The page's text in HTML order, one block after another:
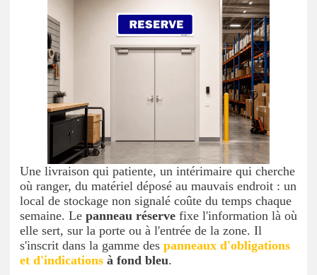
Une livraison qui patiente, un intérimaire qui cherche
où ranger, du matériel déposé au mauvais endroit : un
local de stockage non signalé coûte du temps chaque
semaine. Le panneau réserve fixe l'information là où
elle sert, sur la porte ou à l'entrée de la zone. Il
s'inscrit dans la gamme des panneaux d'obligations
et d'indications à fond bleu.